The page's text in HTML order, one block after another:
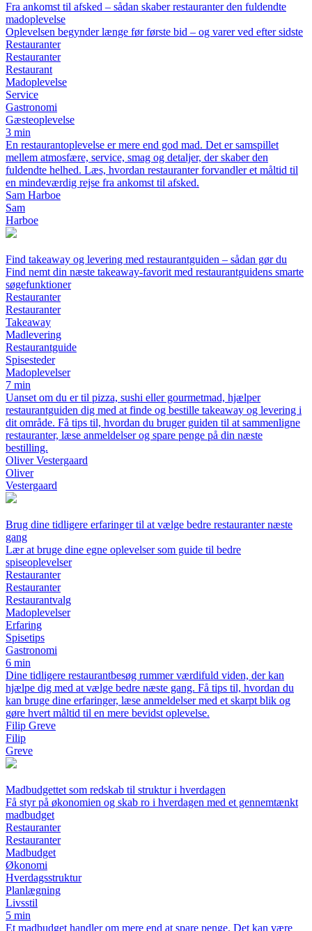
Fra ankomst til afsked – sådan skaber restauranter den fuldendte
madoplevelse
Oplevelsen begynder længe før første bid – og varer ved efter sidste
Restauranter
Restauranter
Restaurant
Madoplevelse
Service
Gastronomi
Gæsteoplevelse
3 min
En restaurantoplevelse er mere end god mad. Det er samspillet
mellem atmosfære, service, smag og detaljer, der skaber den
fuldendte helhed. Læs, hvordan restauranter forvandler et måltid til
en mindeværdig rejse fra ankomst til afsked.
Sam Harboe
Sam
Harboe
Find takeaway og levering med restaurantguiden – sådan gør du
Find nemt din næste takeaway-favorit med restaurantguidens smarte
søgefunktioner
Restauranter
Restauranter
Takeaway
Madlevering
Restaurantguide
Spisesteder
Madoplevelser
7 min
Uanset om du er til pizza, sushi eller gourmetmad, hjælper
restaurantguiden dig med at finde og bestille takeaway og levering i
dit område. Få tips til, hvordan du bruger guiden til at sammenligne
restauranter, læse anmeldelser og spare penge på din næste
bestilling.
Oliver Vestergaard
Oliver
Vestergaard
Brug dine tidligere erfaringer til at vælge bedre restauranter næste
gang
Lær at bruge dine egne oplevelser som guide til bedre
spiseoplevelser
Restauranter
Restauranter
Restaurantvalg
Madoplevelser
Erfaring
Spisetips
Gastronomi
6 min
Dine tidligere restaurantbesøg rummer værdifuld viden, der kan
hjælpe dig med at vælge bedre næste gang. Få tips til, hvordan du
kan bruge dine erfaringer, læse anmeldelser med et skarpt blik og
gøre hvert måltid til en mere bevidst oplevelse.
Filip Greve
Filip
Greve
Madbudgettet som redskab til struktur i hverdagen
Få styr på økonomien og skab ro i hverdagen med et gennemtænkt
madbudget
Restauranter
Restauranter
Madbudget
Økonomi
Hverdagsstruktur
Planlægning
Livsstil
5 min
Et madbudget handler om mere end at spare penge. Det kan være